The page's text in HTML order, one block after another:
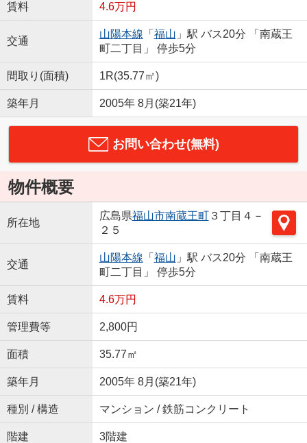
賃料 4.6万円
交通
山陽本線 「 福山 」駅 バス20分 「南蔵王
町二丁目」 停歩5分
間取り(面積) 1R(35.77㎡)
築年月 2005年 8月(築21年)
お問い合わせ(無料)
物件概要
所在地
広島県福山市南蔵王町３丁目４－
２５
交通
山陽本線 「 福山 」駅 バス20分 「南蔵王
町二丁目」 停歩5分
賃料 4.6万円
管理費等 2,800円
面積 35.77㎡
築年月 2005年 8月(築21年)
種別 / 構造 マンション / 鉄筋コンクリート
階建 3階建